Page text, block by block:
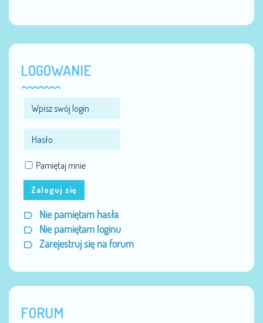
LOGOWANIE
Pamiętaj mnie
Zaloguj się
Nie pamiętam hasła
Nie pamiętam loginu
Zarejestruj się na forum
FORUM